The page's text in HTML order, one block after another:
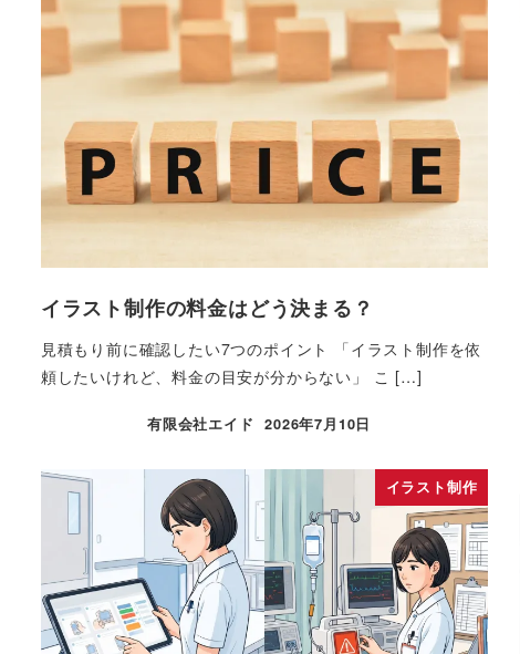
イラスト制作の料金はどう決まる？
見積もり前に確認したい7つのポイント 「イラスト制作を依
頼したいけれど、料金の目安が分からない」 こ […]
有限会社エイド 2026年7月10日
イラスト制作